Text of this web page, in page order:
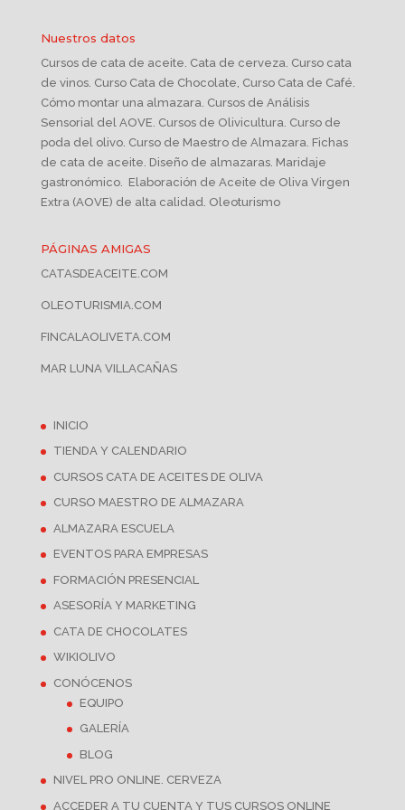
Nuestros datos
Cursos de cata de aceite. Cata de cerveza. Curso cata
de vinos. Curso Cata de Chocolate, Curso Cata de Café.
Cómo montar una almazara. Cursos de Análisis
Sensorial del AOVE. Cursos de Olivicultura. Curso de
poda del olivo. Curso de Maestro de Almazara. Fichas
de cata de aceite. Diseño de almazaras. Maridaje
gastronómico. Elaboración de Aceite de Oliva Virgen
Extra (AOVE) de alta calidad. Oleoturismo
PÁGINAS AMIGAS
CATASDEACEITE.COM
OLEOTURISMIA.COM
FINCALAOLIVETA.COM
MAR LUNA VILLACAÑAS
INICIO
TIENDA Y CALENDARIO
CURSOS CATA DE ACEITES DE OLIVA
CURSO MAESTRO DE ALMAZARA
ALMAZARA ESCUELA
EVENTOS PARA EMPRESAS
FORMACIÓN PRESENCIAL
ASESORÍA Y MARKETING
CATA DE CHOCOLATES
WIKIOLIVO
CONÓCENOS
EQUIPO
GALERÍA
BLOG
NIVEL PRO ONLINE. CERVEZA
ACCEDER A TU CUENTA Y TUS CURSOS ONLINE